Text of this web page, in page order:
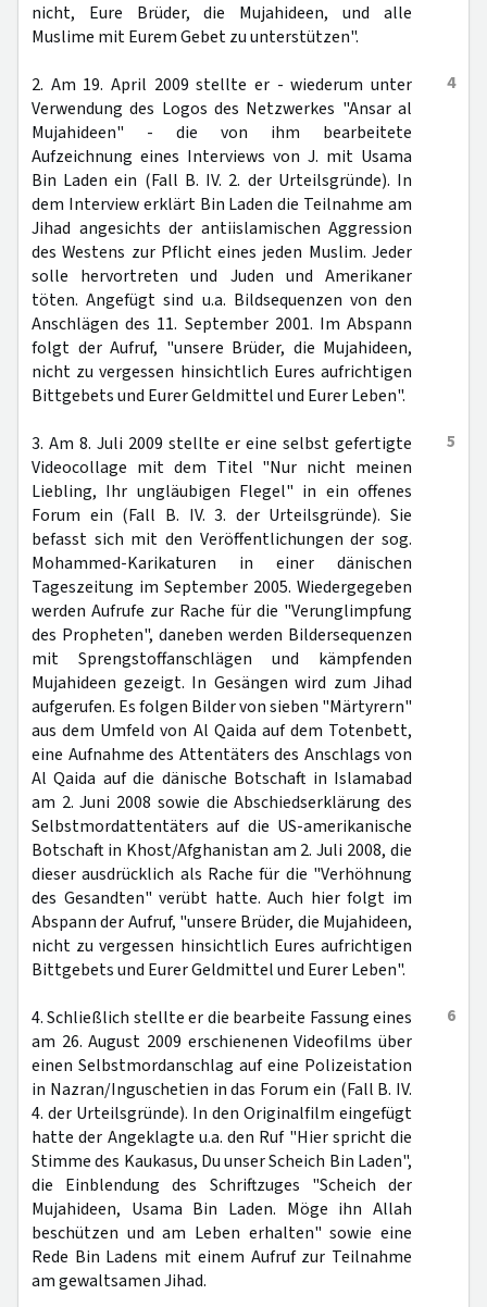
nicht, Eure Brüder, die Mujahideen, und alle
Muslime mit Eurem Gebet zu unterstützen".
4
2. Am 19. April 2009 stellte er - wiederum unter
Verwendung des Logos des Netzwerkes "Ansar al
Mujahideen" - die von ihm bearbeitete
Aufzeichnung eines Interviews von J. mit Usama
Bin Laden ein (Fall B. IV. 2. der Urteilsgründe). In
dem Interview erklärt Bin Laden die Teilnahme am
Jihad angesichts der antiislamischen Aggression
des Westens zur Pflicht eines jeden Muslim. Jeder
solle hervortreten und Juden und Amerikaner
töten. Angefügt sind u.a. Bildsequenzen von den
Anschlägen des 11. September 2001. Im Abspann
folgt der Aufruf, "unsere Brüder, die Mujahideen,
nicht zu vergessen hinsichtlich Eures aufrichtigen
Bittgebets und Eurer Geldmittel und Eurer Leben".
5
3. Am 8. Juli 2009 stellte er eine selbst gefertigte
Videocollage mit dem Titel "Nur nicht meinen
Liebling, Ihr ungläubigen Flegel" in ein offenes
Forum ein (Fall B. IV. 3. der Urteilsgründe). Sie
befasst sich mit den Veröffentlichungen der sog.
Mohammed-Karikaturen in einer dänischen
Tageszeitung im September 2005. Wiedergegeben
werden Aufrufe zur Rache für die "Verunglimpfung
des Propheten", daneben werden Bildersequenzen
mit Sprengstoffanschlägen und kämpfenden
Mujahideen gezeigt. In Gesängen wird zum Jihad
aufgerufen. Es folgen Bilder von sieben "Märtyrern"
aus dem Umfeld von Al Qaida auf dem Totenbett,
eine Aufnahme des Attentäters des Anschlags von
Al Qaida auf die dänische Botschaft in Islamabad
am 2. Juni 2008 sowie die Abschiedserklärung des
Selbstmordattentäters auf die US-amerikanische
Botschaft in Khost/Afghanistan am 2. Juli 2008, die
dieser ausdrücklich als Rache für die "Verhöhnung
des Gesandten" verübt hatte. Auch hier folgt im
Abspann der Aufruf, "unsere Brüder, die Mujahideen,
nicht zu vergessen hinsichtlich Eures aufrichtigen
Bittgebets und Eurer Geldmittel und Eurer Leben".
6
4. Schließlich stellte er die bearbeite Fassung eines
am 26. August 2009 erschienenen Videofilms über
einen Selbstmordanschlag auf eine Polizeistation
in Nazran/Inguschetien in das Forum ein (Fall B. IV.
4. der Urteilsgründe). In den Originalfilm eingefügt
hatte der Angeklagte u.a. den Ruf "Hier spricht die
Stimme des Kaukasus, Du unser Scheich Bin Laden",
die Einblendung des Schriftzuges "Scheich der
Mujahideen, Usama Bin Laden. Möge ihn Allah
beschützen und am Leben erhalten" sowie eine
Rede Bin Ladens mit einem Aufruf zur Teilnahme
am gewaltsamen Jihad.